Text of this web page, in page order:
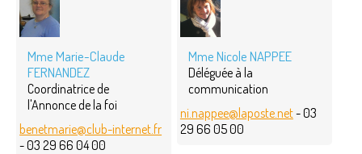
Mme Marie-Claude
FERNANDEZ
Coordinatrice de
l'Annonce de la foi
benetmarie@club-internet.fr
- 03 29 66 04 00
Mme Nicole NAPPEE
Déléguée à la
communication
ni.nappee@laposte.net- 03
29 66 05 00